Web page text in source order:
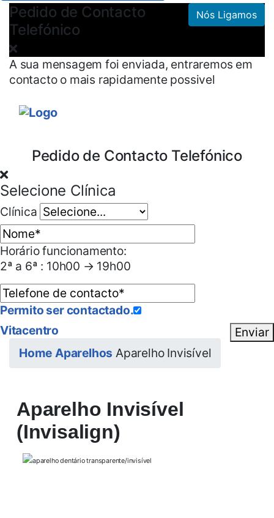
Nós Ligamos
Pedido de Contacto
Telefónico
A sua mensagem foi enviada, entraremos em
contacto o mais rapidamente possivel
Pedido de Contacto Telefónico
Selecione Clínica
Clínica
Horário funcionamento:
2ª a 6ª : 10h00 → 19h00
Permito ser contactado.
Enviar
Vitacentro
Home Aparelhos Aparelho Invisível
Aparelho Invisível
(Invisalign)